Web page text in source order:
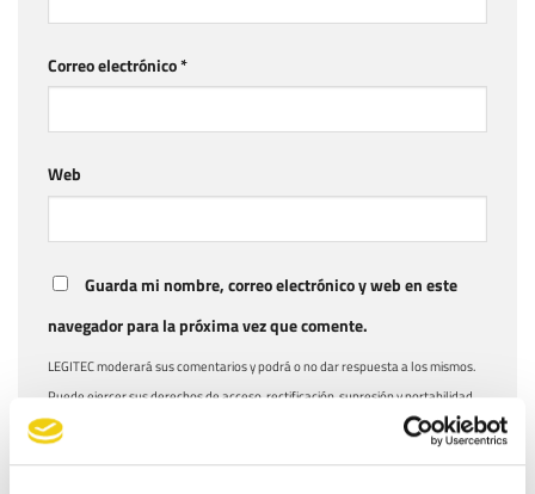
Correo electrónico*
Web
Guarda mi nombre, correo electrónico y web en este
navegador para la próxima vez que comente.
LEGITEC moderará sus comentarios y podrá o no dar respuesta a los mismos.
Puede ejercer sus derechos de acceso, rectificación, supresión y portabilidad
de sus datos, de limitación y oposición a su tratamiento, en la dirección de